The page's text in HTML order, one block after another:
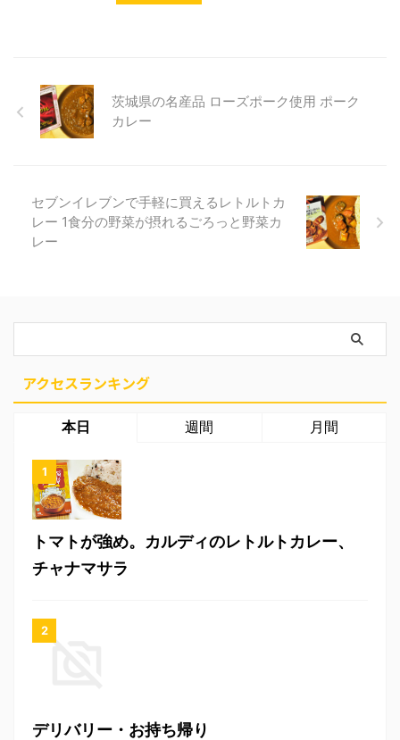
茨城県の名産品 ローズポーク使用 ポーク
カレー
セブンイレブンで手軽に買えるレトルトカ
レー 1食分の野菜が摂れるごろっと野菜カ
レー
アクセスランキング
本日 週間 月間
トマトが強め。カルディのレトルトカレー、
チャナマサラ
デリバリー・お持ち帰り